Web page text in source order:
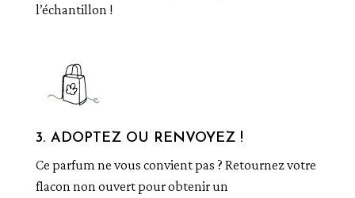
l’échantillon !
3. ADOPTEZ OU RENVOYEZ !
Ce parfum ne vous convient pas ? Retournez votre
flacon non ouvert pour obtenir un